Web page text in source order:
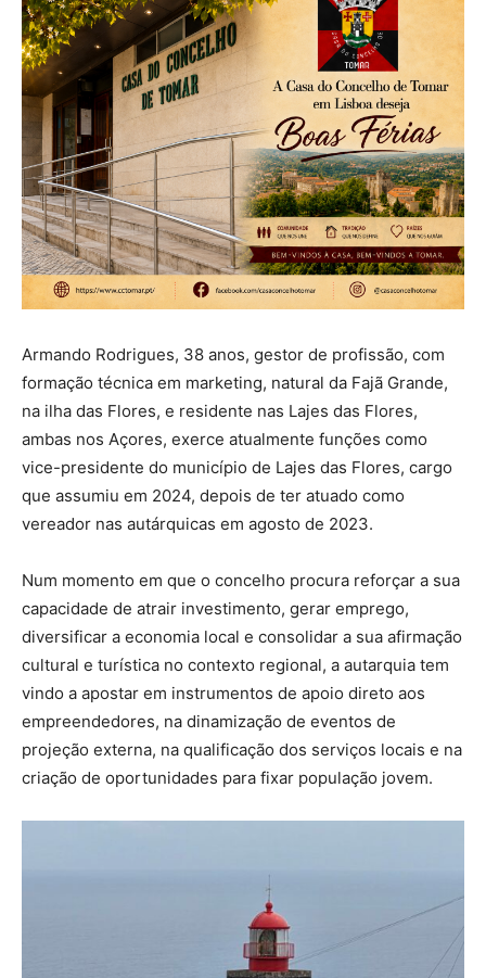
Armando Rodrigues, 38 anos, gestor de profissão, com
formação técnica em marketing, natural da Fajã Grande,
na ilha das Flores, e residente nas Lajes das Flores,
ambas nos Açores, exerce atualmente funções como
vice-presidente do município de Lajes das Flores, cargo
que assumiu em 2024, depois de ter atuado como
vereador nas autárquicas em agosto de 2023.
Num momento em que o concelho procura reforçar a sua
capacidade de atrair investimento, gerar emprego,
diversificar a economia local e consolidar a sua afirmação
cultural e turística no contexto regional, a autarquia tem
vindo a apostar em instrumentos de apoio direto aos
empreendedores, na dinamização de eventos de
projeção externa, na qualificação dos serviços locais e na
criação de oportunidades para fixar população jovem.